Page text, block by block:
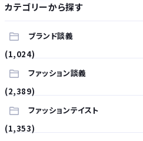
カテゴリーから探す
ブランド談義
(1,024)
ファッション談義
(2,389)
ファッションテイスト
(1,353)